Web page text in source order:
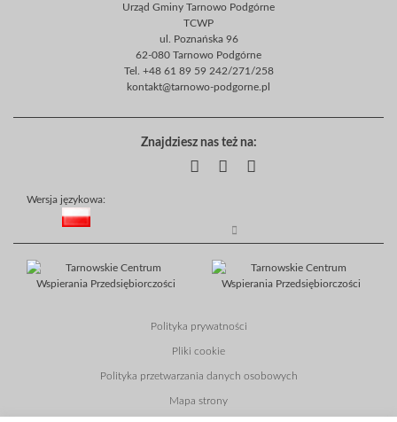
Urząd Gminy Tarnowo Podgórne
TCWP
ul. Poznańska 96
62-080 Tarnowo Podgórne
Tel. +48 61 89 59 242/271/258
kontakt@tarnowo-podgorne.pl
Znajdziesz nas też na:
Wersja językowa:
Polityka prywatności
Pliki cookie
Polityka przetwarzania danych osobowych
Mapa strony